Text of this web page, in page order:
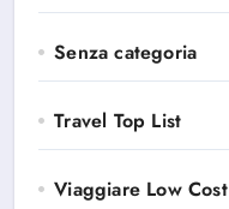
Senza categoria
Travel Top List
Viaggiare Low Cost